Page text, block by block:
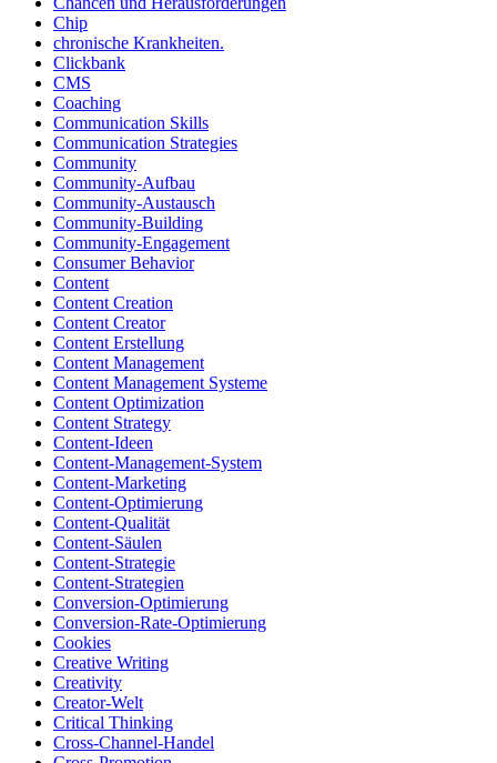
Chip
chronische Krankheiten.
Clickbank
CMS
Coaching
Communication Skills
Communication Strategies
Community
Community-Aufbau
Community-Austausch
Community-Building
Community-Engagement
Consumer Behavior
Content
Content Creation
Content Creator
Content Erstellung
Content Management
Content Management Systeme
Content Optimization
Content Strategy
Content-Ideen
Content-Management-System
Content-Marketing
Content-Optimierung
Content-Qualität
Content-Säulen
Content-Strategie
Content-Strategien
Conversion-Optimierung
Conversion-Rate-Optimierung
Cookies
Creative Writing
Creativity
Creator-Welt
Critical Thinking
Cross-Channel-Handel